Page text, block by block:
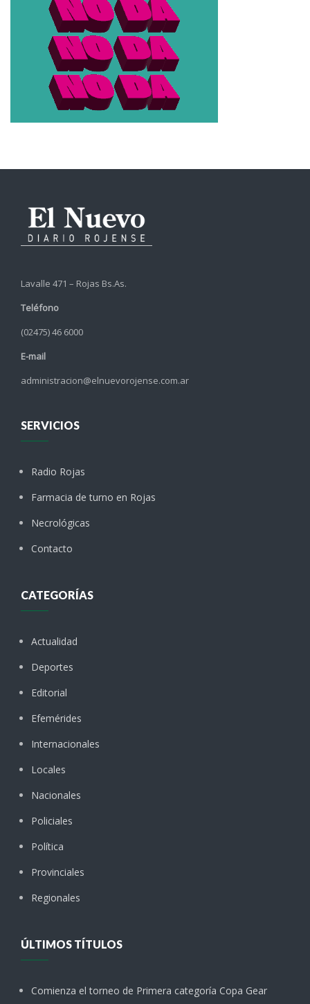
Lavalle 471 – Rojas Bs.As.
Teléfono
(02475) 46 6000
E-mail
administracion@elnuevorojense.com.ar
SERVICIOS
Radio Rojas
Farmacia de turno en Rojas
Necrológicas
Contacto
CATEGORÍAS
Actualidad
Deportes
Editorial
Efemérides
Internacionales
Locales
Nacionales
Policiales
Política
Provinciales
Regionales
ÚLTIMOS TÍTULOS
Comienza el torneo de Primera categoría Copa Gear